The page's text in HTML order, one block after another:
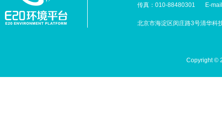
传真：010-88480301 E-
北京市海淀区闵庄路3号清华科
Copyright ©